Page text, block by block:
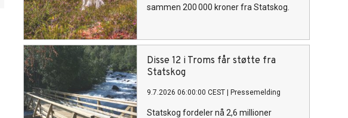
sammen 200 000 kroner fra Statskog.
Disse 12 i Troms får støtte fra
Statskog
9.7.2026 06:00:00 CEST Pressemelding
Statskog fordeler nå 2,6 millioner